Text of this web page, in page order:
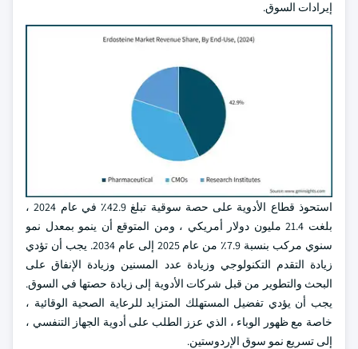
إيرادات السوق.
استحوذ قطاع الأدوية على حصة سوقية تبلغ 42.9٪ في عام 2024 ،
بلغت 21.4 مليون دولار أمريكي ، ومن المتوقع أن ينمو بمعدل نمو
سنوي مركب بنسبة 7.9٪ من عام 2025 إلى عام 2034. يجب أن تؤدي
زيادة التقدم التكنولوجي وزيادة عدد المسنين وزيادة الإنفاق على
البحث والتطوير من قبل شركات الأدوية إلى زيادة حصتها في السوق.
يجب أن يؤدي تفضيل المستهلك المتزايد للرعاية الصحية الوقائية ،
خاصة مع ظهور الوباء ، الذي عزز الطلب على أدوية الجهاز التنفسي ،
إلى تسريع نمو سوق الإردوستين.